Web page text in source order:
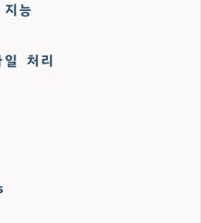
능
처리